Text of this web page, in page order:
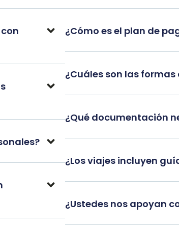
¿Cómo es el plan de
¿Cuáles son las
¿Qué documentación
¿Los viajes incluyen
¿Ustedes nos apoyan